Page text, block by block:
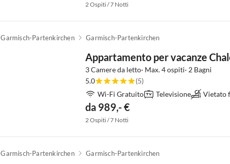
2 Ospiti / 7 Notti
Garmisch-Partenkirchen Garmisch-Partenkirchen
Appartamento per vacanze
3 Camere da letto· Max. 4 ospiti· 2 Bagni
5.0
(5)
Wi-Fi Gratuito
Televisione Vietato
da 989,- €
2 Ospiti / 7 Notti
Garmisch-Partenkirchen Garmisch-Partenkirchen